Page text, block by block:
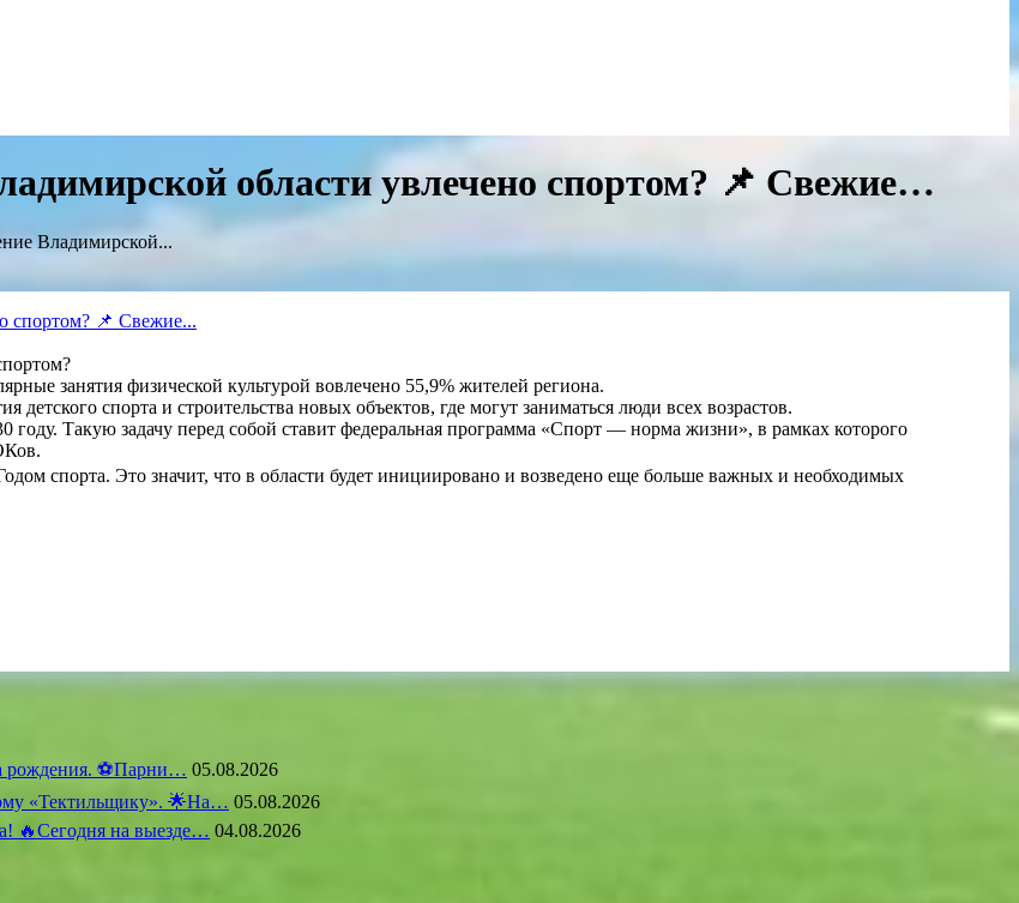
области увлечено спортом? 📌 Свежие…
Владимирской...
занятия физической культурой вовлечено 55,9% жителей региона.
детского спорта и строительства новых объектов, где могут заниматься люди всех возрастов.
Такую задачу перед собой ставит федеральная программа «Спорт — норма жизни», в рамках которого
спорта. Это значит, что в области будет инициировано и возведено еще больше важных и необходимых
рождения. ⚽️Парни… 05.08.2026
«Тектильщику». 🌟На… 05.08.2026
🔥Сегодня на выезде… 04.08.2026